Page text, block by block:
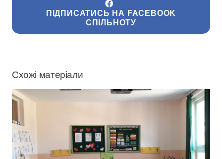
ПІДПИСАТИСЬ НА FACEBOOK
СПІЛЬНОТУ
Схожі матеріали